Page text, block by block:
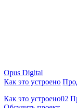
Opus Digital
Как это устроено
Как это устроено02